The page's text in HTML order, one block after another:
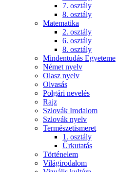
7. osztály
8. osztály
Matematika
2. osztály
6. osztály
8. osztály
Mindentudás Egyeteme
Német nyelv
Olasz nyelv
Olvasás
Polgári nevelés
Rajz
Szlovák Irodalom
Szlovák nyelv
Természetismeret
1. osztály
Űrkutatás
Történelem
Világirodalom